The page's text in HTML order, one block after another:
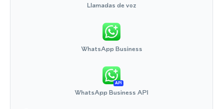
Llamadas de voz
WhatsApp Business
API
WhatsApp Business API